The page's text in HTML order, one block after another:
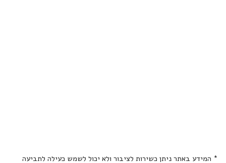
* המידע באתר ניתן כשירות לציבור ולא יכול לשמש כעילה לתביעה